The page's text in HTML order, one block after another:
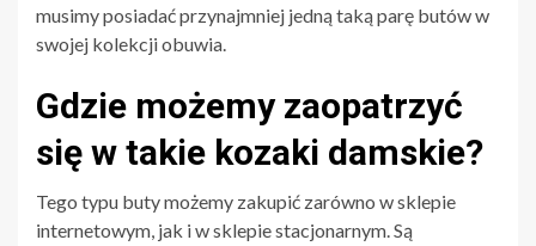
musimy posiadać przynajmniej jedną taką parę butów w
swojej kolekcji obuwia.
Gdzie możemy zaopatrzyć
się w takie kozaki damskie?
Tego typu buty możemy zakupić zarówno w sklepie
internetowym, jak i w sklepie stacjonarnym. Są